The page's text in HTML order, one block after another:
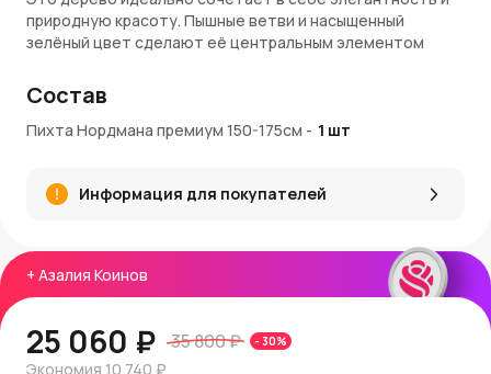
+ Азалия Коинов
25 060 ₽ 35 800 ₽ - 30%
Экономия 10 740 ₽
природную красоту. Пышные ветви и насыщенный
зелёный цвет сделают её центральным элементом
Преимущества пихты Нордмана
Природное совершенство: Пихта обладает
делает её идеальной для украшения.
Высокая устойчивость:Иголки долго остаются
и порядок в доме.
Идеальный размер:
Высота 150-175 см подходит как
для просторных гостиных, так и для общественных
Безопасность:Мягкие иголки делают пихту
безопасной для детей и домашних животных.
Состав
Пихта Нордмана премиум 150-175см - 1 шт
Информация для покупателей